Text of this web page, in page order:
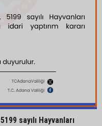
5199 sayılı Hayvanları